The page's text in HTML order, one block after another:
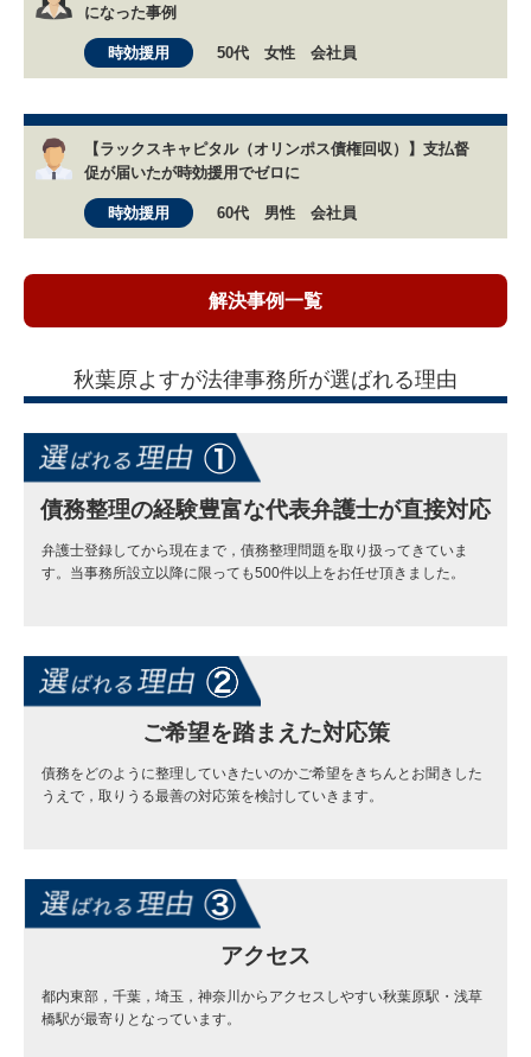
になった事例
時効援用 50代 女性 会社員
【ラックスキャピタル（オリンポス債権回収）】支払督
促が届いたが時効援用でゼロに
時効援用 60代 男性 会社員
解決事例一覧
秋葉原よすが法律事務所が選ばれる理由
債務整理の経験豊富な代表弁護士が直接対応
弁護士登録してから現在まで，債務整理問題を取り扱ってきていま
す。当事務所設立以降に限っても500件以上をお任せ頂きました。
ご希望を踏まえた対応策
債務をどのように整理していきたいのかご希望をきちんとお聞きした
うえで，取りうる最善の対応策を検討していきます。
アクセス
都内東部，千葉，埼玉，神奈川からアクセスしやすい秋葉原駅・浅草
橋駅が最寄りとなっています。